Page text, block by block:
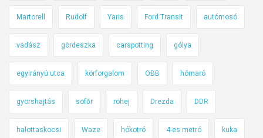
Martorell Rudolf Yaris Ford Transit autómosó
vadász gördeszka carspotting gólya
egyirányú utca körforgalom OBB hómaró
gyorshajtás sofőr röhej Drezda DDR
halottaskocsi Waze hókotró 4-es metró kuka